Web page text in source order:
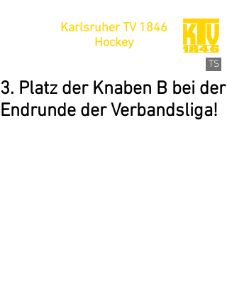
Karlsruher TV 1846
Hockey
TS
3. Platz der Knaben B bei der
Endrunde der Verbandsliga!